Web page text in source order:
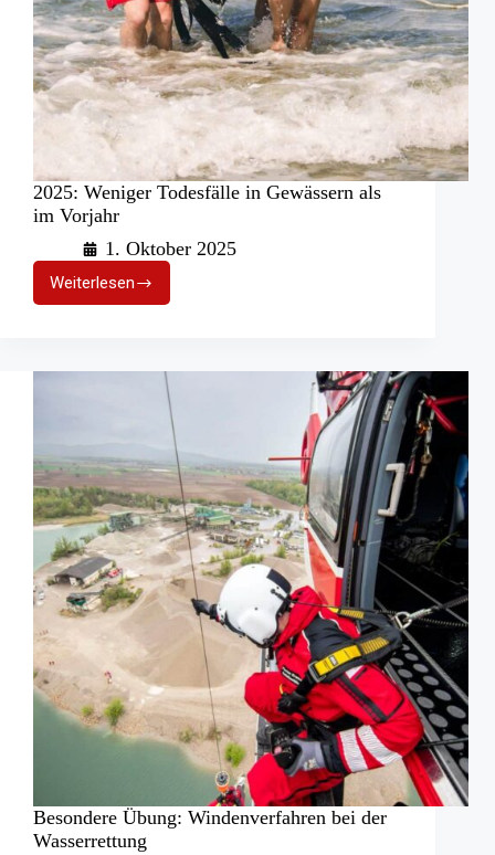
2025: Weniger Todesfälle in Gewässern als
im Vorjahr
1. Oktober 2025
Weiterlesen
2025:
Weniger
Gewässern
Besondere Übung: Windenverfahren bei der
Wasserrettung